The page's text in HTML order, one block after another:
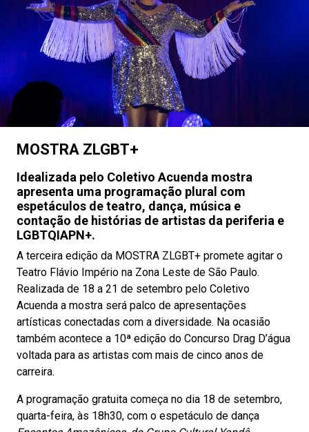
MOSTRA ZLGBT+
Idealizada pelo Coletivo Acuenda mostra
apresenta uma programação plural com
espetáculos de teatro, dança, música e
contação de histórias de artistas da periferia e
LGBTQIAPN+.
A terceira edição da MOSTRA ZLGBT+ promete agitar o
Teatro Flávio Império na Zona Leste de São Paulo.
Realizada de 18 a 21 de setembro pelo Coletivo
Acuenda a mostra será palco de apresentações
artísticas conectadas com a diversidade. Na ocasião
também acontece a 10ª edição do Concurso Drag D’água
voltada para as artistas com mais de cinco anos de
carreira.
A programação gratuita começa no dia 18 de setembro,
quarta-feira, às 18h30, com o espetáculo de dança